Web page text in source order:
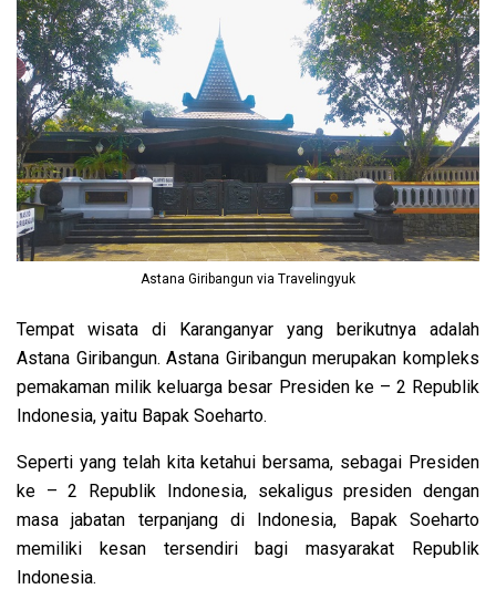
Astana Giribangun via Travelingyuk
Tempat wisata di Karanganyar yang berikutnya adalah
Astana Giribangun. Astana Giribangun merupakan kompleks
pemakaman milik keluarga besar Presiden ke – 2 Republik
Indonesia, yaitu Bapak Soeharto.
Seperti yang telah kita ketahui bersama, sebagai Presiden
ke – 2 Republik Indonesia, sekaligus presiden dengan
masa jabatan terpanjang di Indonesia, Bapak Soeharto
memiliki kesan tersendiri bagi masyarakat Republik
Indonesia.